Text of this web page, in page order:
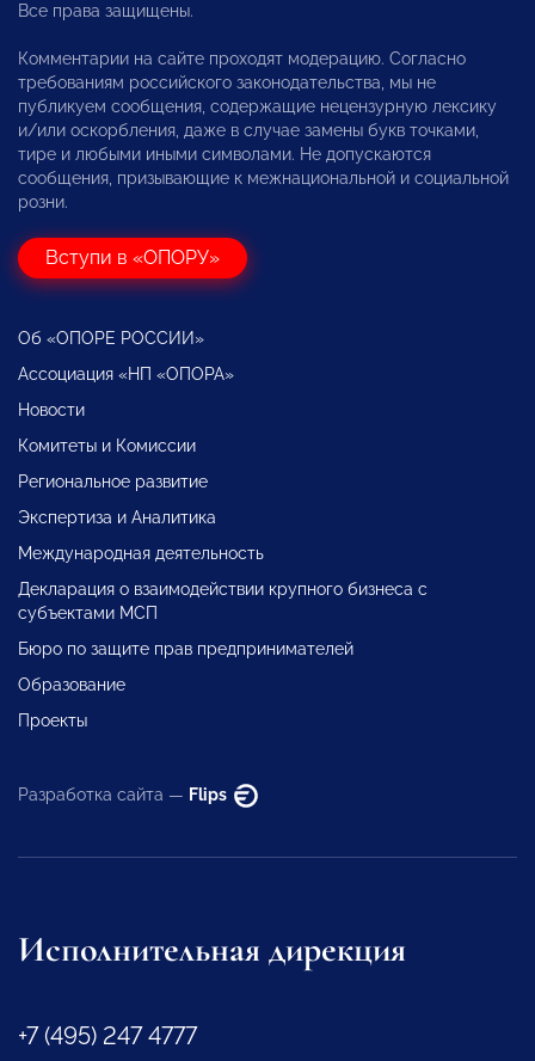
Все права защищены.
Комментарии на сайте проходят модерацию. Согласно
требованиям российского законодательства, мы не
публикуем сообщения, содержащие нецензурную лексику
и/или оскорбления, даже в случае замены букв точками,
тире и любыми иными символами. Не допускаются
сообщения, призывающие к межнациональной и социальной
розни.
Вступи в «ОПОРУ»
Об «ОПОРЕ РОССИИ»
Ассоциация «НП «ОПОРА»
Новости
Комитеты и Комиссии
Региональное развитие
Экспертиза и Аналитика
Международная деятельность
Декларация о взаимодействии крупного бизнеса с
субъектами МСП
Бюро по защите прав предпринимателей
Образование
Проекты
Разработка сайта — Flips
Исполнительная дирекция
+7 (495) 247 4777